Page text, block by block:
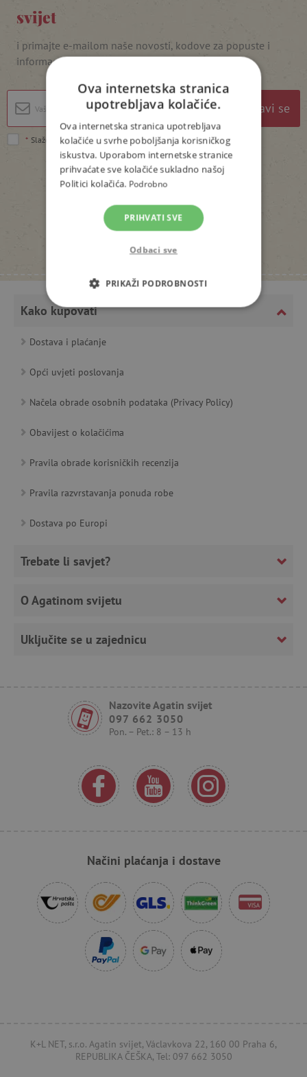
svijet
i primajte e-mailom naše novosti, kodove za popuste i
informacije o natjecanjima
Prijavi se
* Slažem se spolitikom privatnosti.
Kako kupovati
Dostava i plaćanje
Opći uvjeti poslovanja
Načela obrade osobnih podataka (Privacy Policy)
Obavijest o kolačićima
Pravila obrade korisničkih recenzija
Pravila razvrstavanja ponuda robe
Dostava po Europi
Trebate li savjet?
O Agatinom svijetu
Uključite se u zajednicu
Nazovite Agatin svijet
097 662 3050
Pon. – Pet.: 8 – 13 h
Načini plaćanja i dostave
K+L NET, s.r.o. Agatin svijet, Václavkova 22, 160 00 Praha 6,
REPUBLIKA ČEŠKA, Tel: 097 662 3050
Ova internetska stranica
upotrebljava kolačiće.
Ova internetska stranica upotrebljava
kolačiće u svrhe poboljšanja korisničkog
iskustva. Uporabom internetske stranice
prihvaćate sve kolačiće sukladno našoj
Politici kolačića. Podrobno
PRIHVATI SVE
Odbaci sve
PRIKAŽI PODROBNOSTI
NUŽNO POTREBNI KOLAČIĆI
IZVEDBA
FUNKCIONALNOST
Ciljanost
Funkcionalnost
funkcionalnost internetske stranice, kao što su
računa. Internetsku stranicu ne možete
odgovarajuće upotrebljavati bez nužno
Ime
Pružatelj usluga/
www.agatinsvijet.hr
lastVisitedProduct www.agatinsvijet.hr
product_filter_remember www.agatinsvijet.hr